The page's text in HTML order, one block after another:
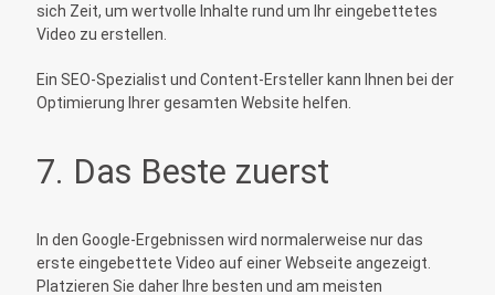
sich Zeit, um wertvolle Inhalte rund um Ihr eingebettetes
Video zu erstellen.
Ein SEO-Spezialist und Content-Ersteller kann Ihnen bei der
Optimierung Ihrer gesamten Website helfen.
7. Das Beste zuerst
In den Google-Ergebnissen wird normalerweise nur das
erste eingebettete Video auf einer Webseite angezeigt.
Platzieren Sie daher Ihre besten und am meisten